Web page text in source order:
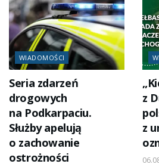
WIADOMOŚCI
Seria zdarzeń
drogowych
na Podkarpaciu.
Służby apelują
o zachowanie
ostrożności
z
z